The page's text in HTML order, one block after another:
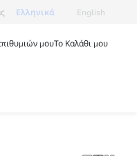
Ελληνικά English
μουΤο Καλάθι μου